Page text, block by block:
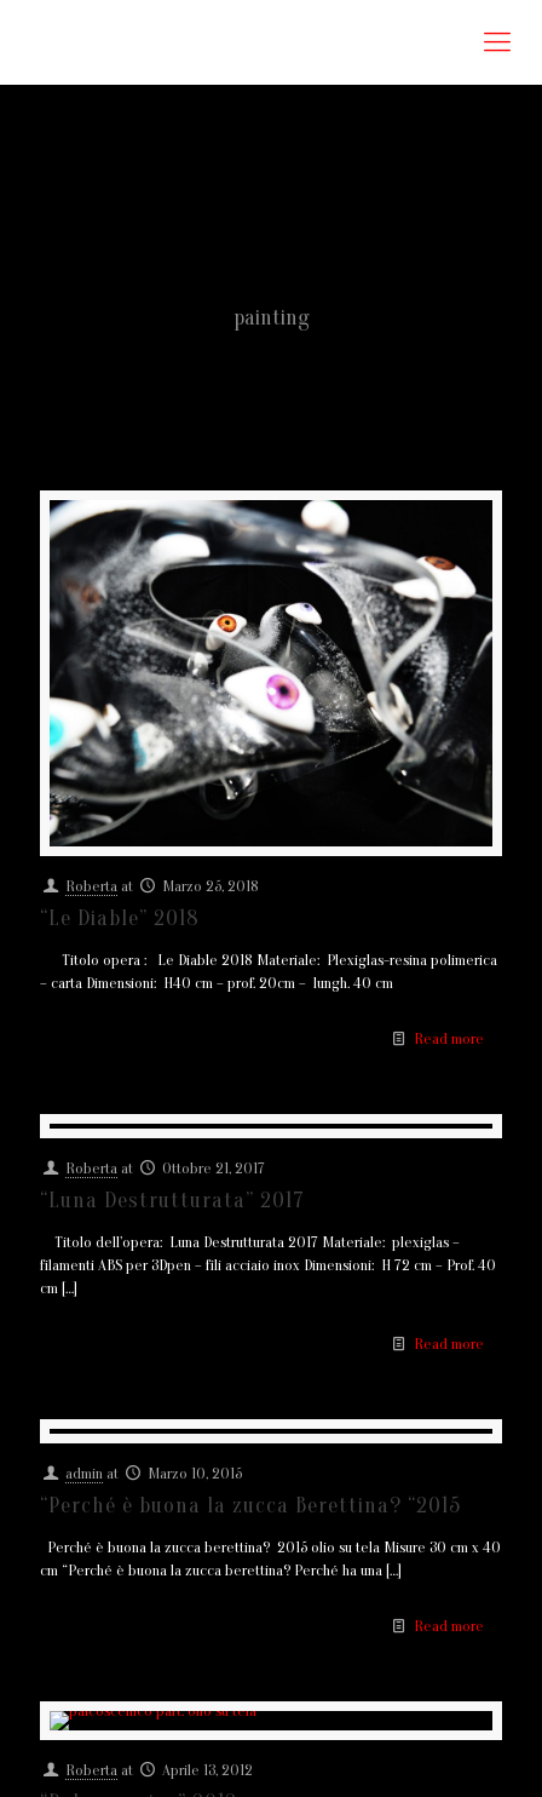
painting
Roberta at Marzo 25, 2018
“Le Diable” 2018
Titolo opera : Le Diable 2018 Materiale: Plexiglas-resina polimerica
– carta Dimensioni: H40 cm – prof. 20cm – lungh. 40 cm
Read more
Roberta at Ottobre 21, 2017
“Luna Destrutturata” 2017
Titolo dell’opera: Luna Destrutturata 2017 Materiale: plexiglas –
filamenti ABS per 3Dpen – fili acciaio inox Dimensioni: H 72 cm – Prof. 40
cm […]
Read more
admin at Marzo 10, 2015
“Perché è buona la zucca Berettina? “2015
Perché è buona la zucca berettina? 2015 olio su tela Misure 30 cm x 40
cm “Perché è buona la zucca berettina? Perché ha una […]
Read more
Roberta at Aprile 13, 2012